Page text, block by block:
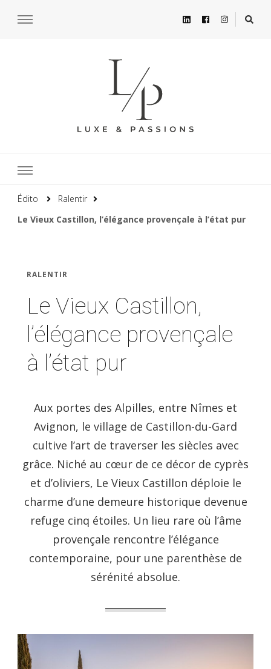
Édito
Ralentir
Le Vieux Castillon, l’élégance provençale à l’état pur
RALENTIR
Le Vieux Castillon,
l’élégance provençale
à l’état pur
Aux portes des Alpilles, entre Nîmes et
Avignon, le village de Castillon-du-Gard
cultive l’art de traverser les siècles avec
grâce. Niché au cœur de ce décor de cyprès
et d’oliviers, Le Vieux Castillon déploie le
charme d’une demeure historique devenue
refuge cinq étoiles. Un lieu rare où l’âme
provençale rencontre l’élégance
contemporaine, pour une parenthèse de
sérénité absolue.